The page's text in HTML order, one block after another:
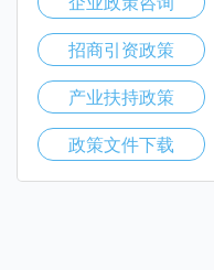
招商引资政策
产业扶持政策
政策文件下载